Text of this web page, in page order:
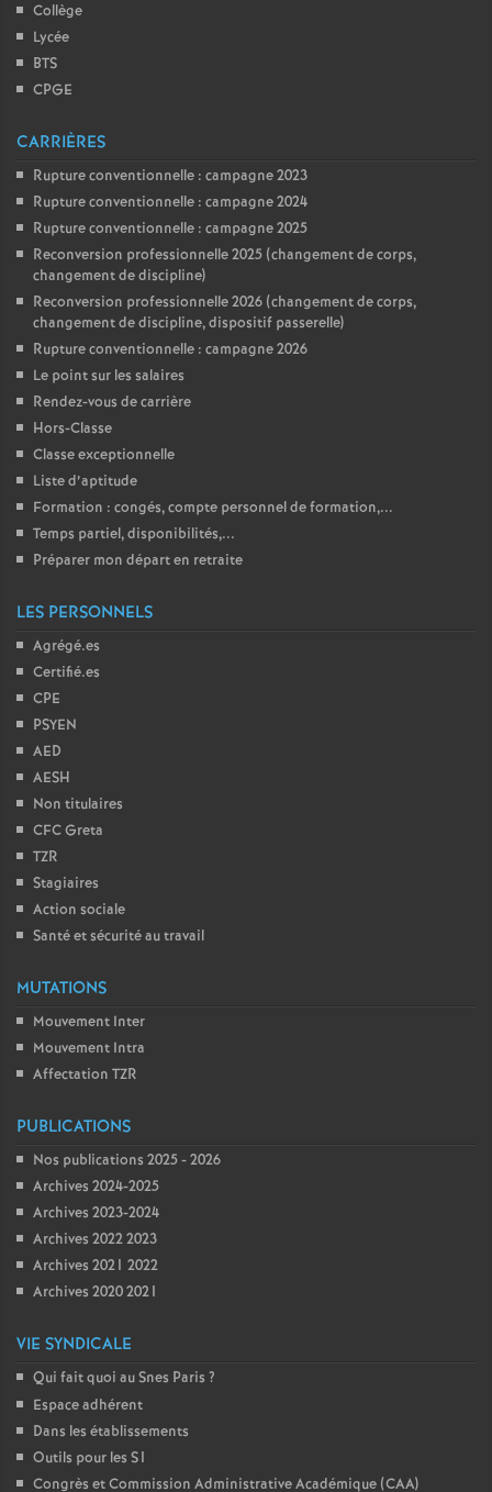
Collège
Lycée
BTS
CPGE
CARRIÈRES
Rupture conventionnelle : campagne 2023
Rupture conventionnelle : campagne 2024
Rupture conventionnelle : campagne 2025
Reconversion professionnelle 2025 (changement de corps,
changement de discipline)
Reconversion professionnelle 2026 (changement de corps,
changement de discipline, dispositif passerelle)
Rupture conventionnelle : campagne 2026
Le point sur les salaires
Rendez-vous de carrière
Hors-Classe
Classe exceptionnelle
Liste d’aptitude
Formation : congés, compte personnel de formation,...
Temps partiel, disponibilités,...
Préparer mon départ en retraite
LES PERSONNELS
Agrégé.es
Certifié.es
CPE
PSYEN
AED
AESH
Non titulaires
CFC Greta
TZR
Stagiaires
Action sociale
Santé et sécurité au travail
MUTATIONS
Mouvement Inter
Mouvement Intra
Affectation TZR
PUBLICATIONS
Nos publications 2025 - 2026
Archives 2024-2025
Archives 2023-2024
Archives 2022 2023
Archives 2021 2022
Archives 2020 2021
VIE SYNDICALE
Qui fait quoi au Snes Paris ?
Espace adhérent
Dans les établissements
Outils pour les S1
Congrès et Commission Administrative Académique (CAA)